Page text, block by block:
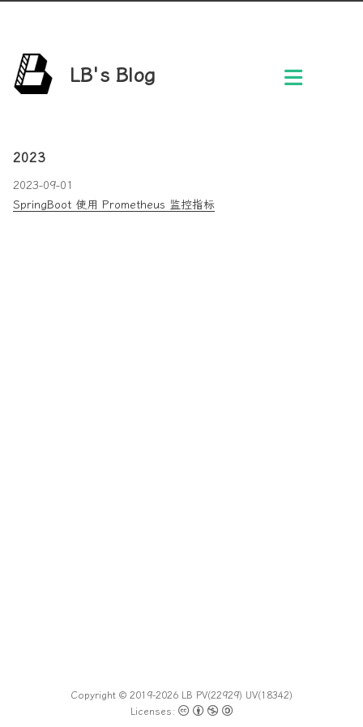
LB's Blog
2023
2023-09-01
SpringBoot 使用 Prometheus 监控指标
Copyright © 2019-2026 LB PV(22929) UV(18342)
Licenses: